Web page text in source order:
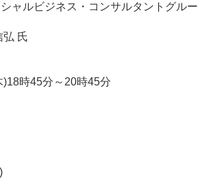
ャルビジネス・コンサルタントグルー
弘 氏
時45分～20時45分